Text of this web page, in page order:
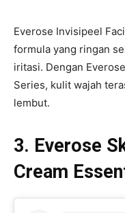
Everose Invisipeel
formula yang ringan
iritasi. Dengan
Series, kulit wajah
lembut.
3. Everose
Cream